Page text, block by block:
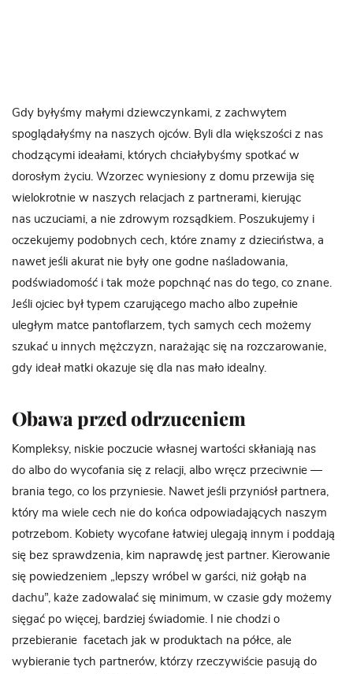
Gdy byłyśmy małymi dziewczynkami, z zachwytem
spoglądałyśmy na naszych ojców. Byli dla większości z nas
chodzącymi ideałami, których chciałybyśmy spotkać w
dorosłym życiu. Wzorzec wyniesiony z domu przewija się
wielokrotnie w naszych relacjach z partnerami, kierując
nas uczuciami, a nie zdrowym rozsądkiem. Poszukujemy i
oczekujemy podobnych cech, które znamy z dzieciństwa, a
nawet jeśli akurat nie były one godne naśladowania,
podświadomość i tak może popchnąć nas do tego, co znane.
Jeśli ojciec był typem czarującego macho albo zupełnie
uległym matce pantoflarzem, tych samych cech możemy
szukać u innych mężczyzn, narażając się na rozczarowanie,
gdy ideał matki okazuje się dla nas mało idealny.
Obawa przed odrzuceniem
Kompleksy, niskie poczucie własnej wartości skłaniają nas
do albo do wycofania się z relacji, albo wręcz przeciwnie —
brania tego, co los przyniesie. Nawet jeśli przyniósł partnera,
który ma wiele cech nie do końca odpowiadających naszym
potrzebom. Kobiety wycofane łatwiej ulegają innym i poddają
się bez sprawdzenia, kim naprawdę jest partner. Kierowanie
się powiedzeniem „lepszy wróbel w garści, niż gołąb na
dachu”, każe zadowalać się minimum, w czasie gdy możemy
sięgać po więcej, bardziej świadomie. I nie chodzi o
przebieranie facetach jak w produktach na półce, ale
wybieranie tych partnerów, którzy rzeczywiście pasują do